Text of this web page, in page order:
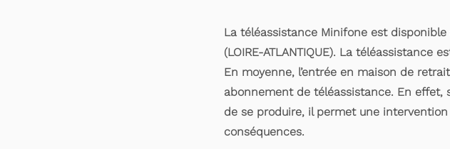
La téléassistance Minifone est
(LOIRE-ATLANTIQUE). La
En moyenne, l’entrée en maison de
abonnement de téléassistance. En
de se produire, il permet une
conséquences.